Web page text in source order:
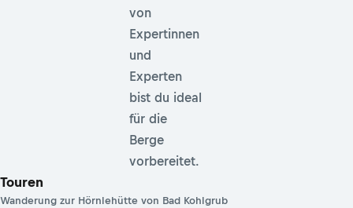
von
Expertinnen
und
Experten
bist du ideal
für die
Berge
vorbereitet.
Touren
Wanderung zur Hörnlehütte von Bad Kohlgrub